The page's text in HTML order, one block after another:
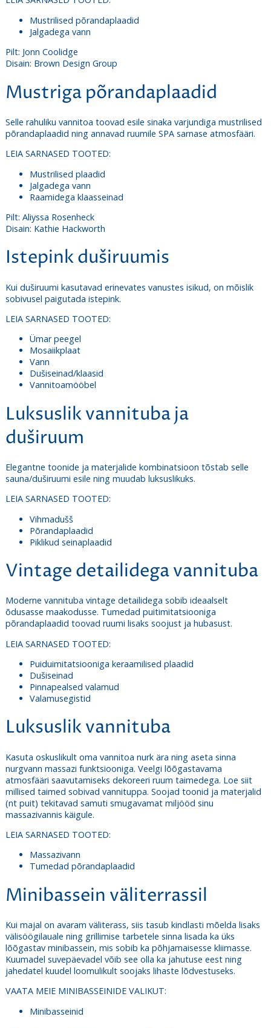
Mustrilised põrandaplaadid
Jalgadega vann
Pilt: Jonn Coolidge
Disain: Brown Design Group
Mustriga põrandaplaadid
Selle rahuliku vannitoa toovad esile sinaka varjundiga mustrilised
põrandaplaadid ning annavad ruumile SPA sarnase atmosfääri.
LEIA SARNASED TOOTED:
Mustrilised plaadid
Jalgadega vann
Raamidega klaasseinad
Pilt: Aliyssa Rosenheck
Disain: Kathie Hackworth
Istepink duširuumis
Kui duširuumi kasutavad erinevates vanustes isikud, on mõislik
sobivusel paigutada istepink.
LEIA SARNASED TOOTED:
Ümar peegel
Mosaiikplaat
Vann
Dušiseinad/klaasid
Vannitoamööbel
Luksuslik vannituba ja
duširuum
Elegantne toonide ja materjalide kombinatsioon tõstab selle
sauna/duširuumi esile ning muudab luksuslikuks.
LEIA SARNASED TOOTED:
Vihmadušš
Põrandaplaadid
Piklikud seinaplaadid
Vintage detailidega vannituba
Moderne vannituba vintage detailidega sobib ideaalselt
õdusasse maakodusse. Tumedad puitimitatsiooniga
põrandaplaadid toovad ruumi lisaks soojust ja hubasust.
LEIA SARNASED TOOTED:
Puiduimitatsiooniga keraamilised plaadid
Dušiseinad
Pinnapealsed valamud
Valamusegistid
Luksuslik vannituba
Kasuta oskuslikult oma vannitoa nurk ära ning aseta sinna
nurgvann massazi funktsiooniga. Veelgi lõõgastavama
atmosfääri saavutamiseks dekoreeri ruum taimedega. Loe siit
millised taimed sobivad vannituppa. Soojad toonid ja materjalid
(nt puit) tekitavad samuti smugavamat miljööd sinu
massazivannis käigule.
LEIA SARNASED TOOTED:
Massazivann
Tumedad põrandaplaadid
Minibassein väliterrassil
Kui majal on avaram väliterass, siis tasub kindlasti mõelda lisaks
välisöögilauale ning grillimise tarbetele sinna lisada ka üks
lõõgastav minibassein, mis sobib ka põhjamaisesse kliimasse.
Kuumadel suvepäevadel võib see olla ka jahutuse eest ning
jahedatel kuudel loomulikult soojaks lihaste lõdvestuseks.
VAATA MEIE MINIBASSEINIDE VALIKUT:
Minibasseinid